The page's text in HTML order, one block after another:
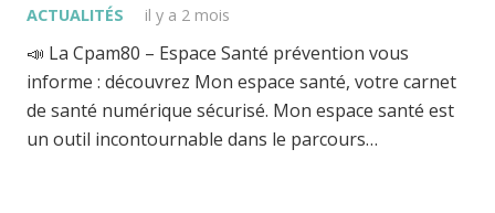
ACTUALITÉS il y a 2 mois
📣 La Cpam80 – Espace Santé prévention vous
informe : découvrez Mon espace santé, votre carnet
de santé numérique sécurisé. Mon espace santé est
un outil incontournable dans le parcours…